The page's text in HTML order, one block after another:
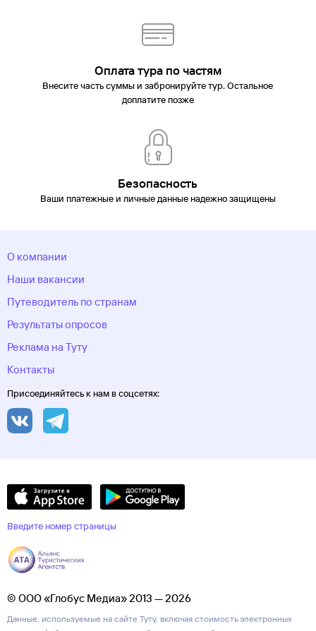
Оплата тура по частям
Внесите часть суммы и забронируйте тур. Остальное
доплатите позже
Безопасность
Ваши платежные и личные данные надежно защищены
О компании
Наши вакансии
Путеводитель по странам
Результаты опросов
Реклама на Туту
Контакты
Присоединяйтесь к нам в соцсетях:
Введите номер страницы
© ООО «Глобус Медиа» 2013 — 2026
Данные, используемые на сайте Туту, включая стоимость электронных